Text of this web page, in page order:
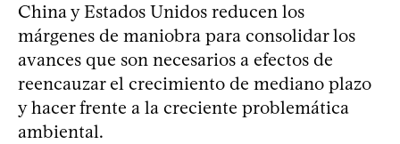
China y Estados Unidos reducen los
márgenes de maniobra para consolidar los
avances que son necesarios a efectos de
reencauzar el crecimiento de mediano plazo
y hacer frente a la creciente problemática
ambiental.